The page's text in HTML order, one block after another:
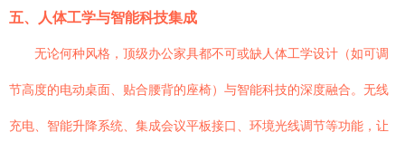
五、人体工学与智能科技集成
无论何种风格，顶级办公家具都不可或缺人体工学设计（如可调
节高度的电动桌面、贴合腰背的座椅）与智能科技的深度融合。无线
充电、智能升降系统、集成会议平板接口、环境光线调节等功能，让